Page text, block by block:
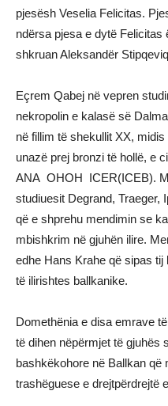
pjesësh Veselia Felicitas.
ndërsa pjesa e dytë Felicitas
shkruan Aleksandër
Eçrem Qabej në vepren
nekropolin e kalasë së
në fillim të shekullit XX,
unazë prej bronzi të hollë, e
ANA OHOH ICER(ICEB).
studiuesit Degrand, Traeger,
që e shprehu mendimin se
mbishkrim në gjuhën ilire.
edhe Hans Krahe që sipas
të ilirishtes ballkanike.
Domethënia e disa emrave
të dihen nëpërmjet të gjuhës
bashkëkohore në Ballkan që
trashëguese e drejtpërdrejtë